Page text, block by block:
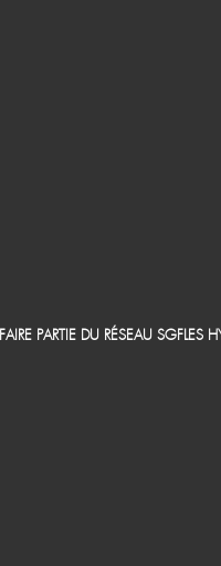
FAIRE PARTIE DU RÉSEAU SGFLES